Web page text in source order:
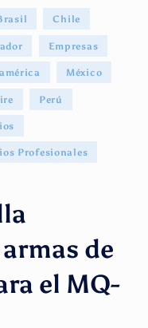
Chile
Empresas
México
Perú
Profesionales
de
el MQ-